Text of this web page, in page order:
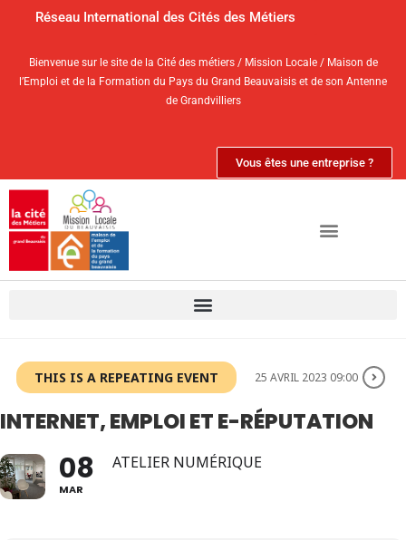
Réseau International des Cités des Métiers
Bienvenue sur le site de la Cité des métiers / Mission Locale / Maison de
l’Emploi et de la Formation du Pays du Grand Beauvaisis et de son Antenne
de Grandvilliers
Vous êtes une entreprise ?
THIS IS A REPEATING EVENT 25 AVRIL 2023 09:00
INTERNET, EMPLOI ET E-RÉPUTATION
08
MAR
ATELIER NUMÉRIQUE